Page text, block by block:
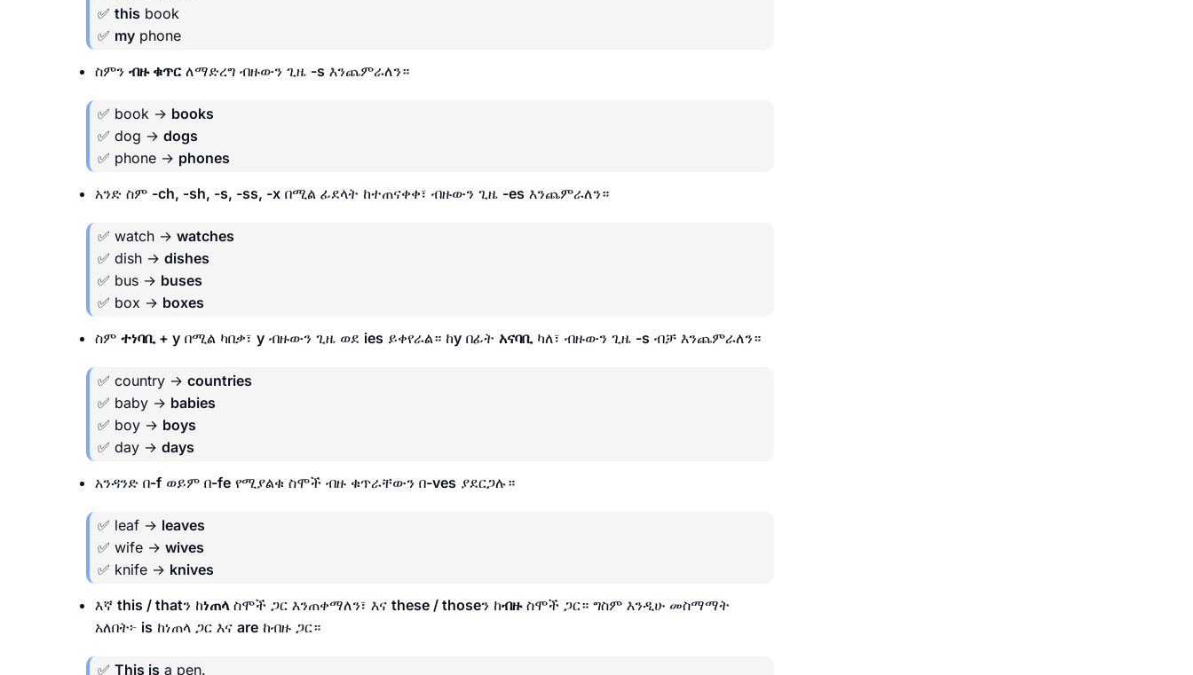
✅ this book
✅ my phone
ስምን ብዙ ቁጥር ለማድረግ ብዙውን ጊዜ -s እንጨምራለን።
✅ book → books
✅ dog → dogs
✅ phone → phones
አንድ ስም -ch, -sh, -s, -ss, -x በሚል ፊደላት ከተጠናቀቀ፣ ብዙውን ጊዜ -es እንጨምራለን።
✅ watch → watches
✅ dish → dishes
✅ bus → buses
✅ box → boxes
ስም ተነባቢ + y በሚል ካበቃ፣ y ብዙውን ጊዜ ወደ ies ይቀየራል። ከy በፊት አናባቢ ካለ፣ ብዙውን ጊዜ -s ብቻ እንጨምራለን።
✅ country → countries
✅ baby → babies
✅ boy → boys
✅ day → days
አንዳንድ በ-f ወይም በ-fe የሚያልቁ ስሞች ብዙ ቁጥራቸውን በ-ves ያደርጋሉ።
✅ leaf → leaves
✅ wife → wives
✅ knife → knives
እኛ this / thatን ከነጠላ ስሞች ጋር እንጠቀማለን፣ እና these / thoseን ከብዙስሞች ጋር። ግስም እንዲሁ መስማማት
አለበት፦ is ከነጠላ ጋር እና are ከብዙ ጋር።
✅ This is a pen.